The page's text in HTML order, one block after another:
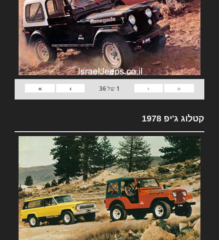
«
‹
1 של36
›
»
קטלוג ג'יפ 1978